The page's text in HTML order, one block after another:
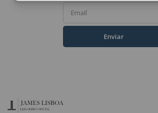
Email
Enviar